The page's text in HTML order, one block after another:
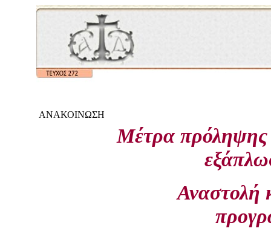
ΑΝΑΚΟΙΝΩΣΗ
Μέτρα πρόληψης
Αναστολή